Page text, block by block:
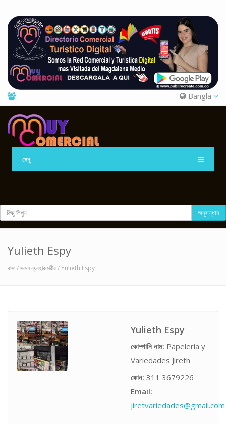
Bangla
মেনু
অনুসন্ধান
Yulieth Espy
বাসা/সকল ব্যবহারকারীর/ Yulieth Espy
Yulieth Espy
কোম্পানি নাম: Papelería y
Variedades Jireth
ফোন: 311 3679226
Email:
jiretvariedades@gmail.com